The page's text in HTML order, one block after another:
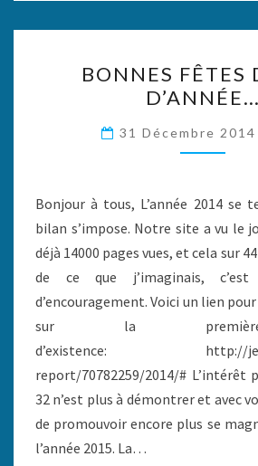
FÊTES
DE
FIN
BONNES FÊTES
D’ANNÉE…
31 Décembre 2014
Bonjour à tous, L’année 2014 se
bilan s’impose. Notre site a vu le
déjà 14000 pages vues, et cela sur 44
de ce que j’imaginais,
d’encouragement. Voici un lien
sur la
d’existence: http://
report/70782259/2014/# L’intérêt
32 n’est plus à démontrer et avec
de promouvoir encore plus se
l’année 2015. La…